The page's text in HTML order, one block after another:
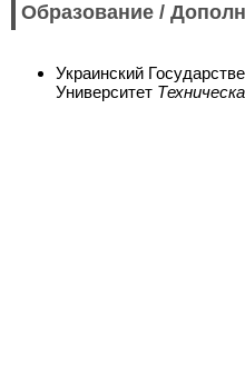
Образование /
Украинский
Университет